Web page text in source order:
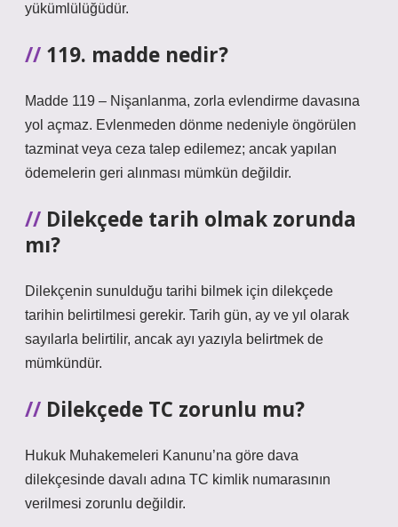
yükümlülüğüdür.
119. madde nedir?
Madde 119 – Nişanlanma, zorla evlendirme davasına
yol açmaz. Evlenmeden dönme nedeniyle öngörülen
tazminat veya ceza talep edilemez; ancak yapılan
ödemelerin geri alınması mümkün değildir.
Dilekçede tarih olmak zorunda
mı?
Dilekçenin sunulduğu tarihi bilmek için dilekçede
tarihin belirtilmesi gerekir. Tarih gün, ay ve yıl olarak
sayılarla belirtilir, ancak ayı yazıyla belirtmek de
mümkündür.
Dilekçede TC zorunlu mu?
Hukuk Muhakemeleri Kanunu’na göre dava
dilekçesinde davalı adına TC kimlik numarasının
verilmesi zorunlu değildir.